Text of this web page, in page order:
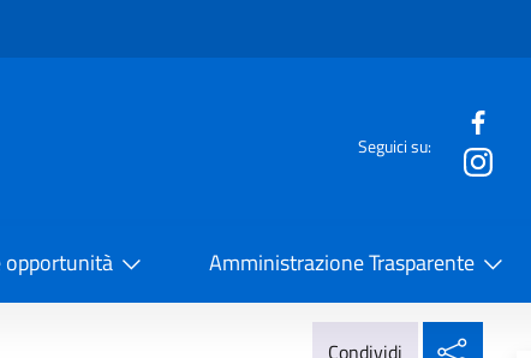
Seguici su:
opportunità Amministrazione Trasparente
Condividi